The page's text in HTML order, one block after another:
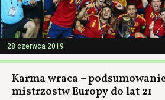
28 czerwca 2019
Karma wraca –
mistrzostw Europy do lat 21